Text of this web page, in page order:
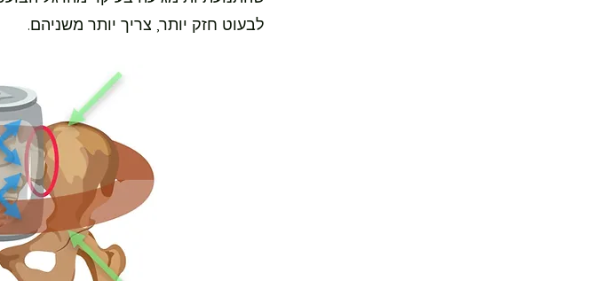
לבעוט חזק יותר, צריך יותר משניהם.